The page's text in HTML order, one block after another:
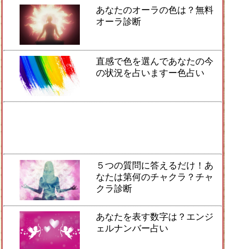
あなたのオーラの色は？無料
オーラ診断
直感で色を選んであなたの今
の状況を占いますー色占い
５つの質問に答えるだけ！あ
なたは第何のチャクラ？チャ
クラ診断
あなたを表す数字は？エンジ
ェルナンバー占い